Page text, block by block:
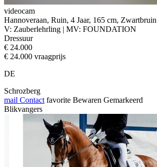
videocam
Hannoveraan, Ruin, 4 Jaar, 165 cm, Zwartbruin
V: Zauberlehrling | MV: FOUNDATION
Dressuur
€ 24.000
€ 24.000 vraagprijs
DE
Schrozberg
mail Contact favorite Bewaren Gemarkeerd
Blikvangers